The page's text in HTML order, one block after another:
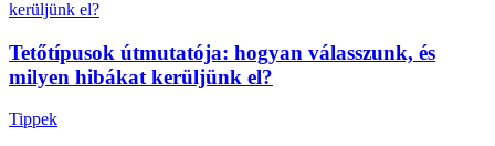
Tetőtípusok útmutatója: hogyan válasszunk, és
milyen hibákat kerüljünk el?
Tippek